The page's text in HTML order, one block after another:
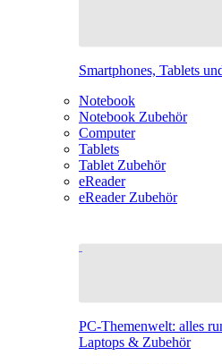
Smartphones, Tablets
Notebook
Notebook Zubehör
Computer
Tablets
Tablet Zubehör
eReader
eReader Zubehör
PC-Themenwelt: alles
Laptops & Zubehör